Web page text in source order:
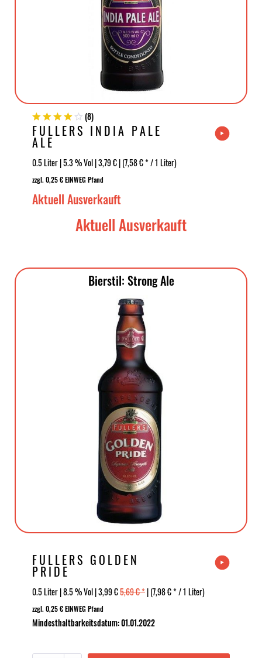
(8)
FULLERS INDIA PALE
ALE
0.5 Liter | 5.3 % Vol | 3,79 € | (7,58 € * / 1 Liter)
zzgl. 0,25 € EINWEG Pfand
Aktuell Ausverkauft
Aktuell Ausverkauft
Bierstil: Strong Ale
FULLERS GOLDEN
PRIDE
0.5 Liter | 8.5 % Vol | 3,99 €5,69 € *| (7,98 € * / 1 Liter)
zzgl. 0,25 € EINWEG Pfand
Mindesthaltbarkeitsdatum: 01.01.2022